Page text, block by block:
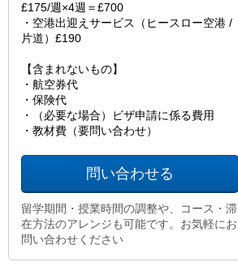
£175/週×4週＝£700
・空港出迎えサービス（ヒースロー空港 /
片道）£190
【含まれないもの】
・航空券代
・保険代
・（必要な場合）ビザ申請に係る費用
・教材費（要問い合わせ）
問い合わせる
留学期間・授業時間の調整や、コース・滞
在方法のアレンジも可能です。お気軽にお
問い合わせください